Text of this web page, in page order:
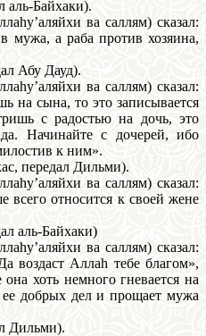
аль-Байхаки).
ва саллям) сказал:
мужа, а раба против хозяина,
Абу Дауд).
ва саллям) сказал:
на сына, то это записывается
с радостью на дочь, это
Начинайте с дочерей, ибо
к ним».
передал Дильми).
ва саллям) сказал:
всего относится к своей жене
аль-Байхаки)
ва саллям) сказал:
воздаст Аллаh тебе благом»,
хоть немного гневается на
добрых дел и прощает мужа
Дильми).